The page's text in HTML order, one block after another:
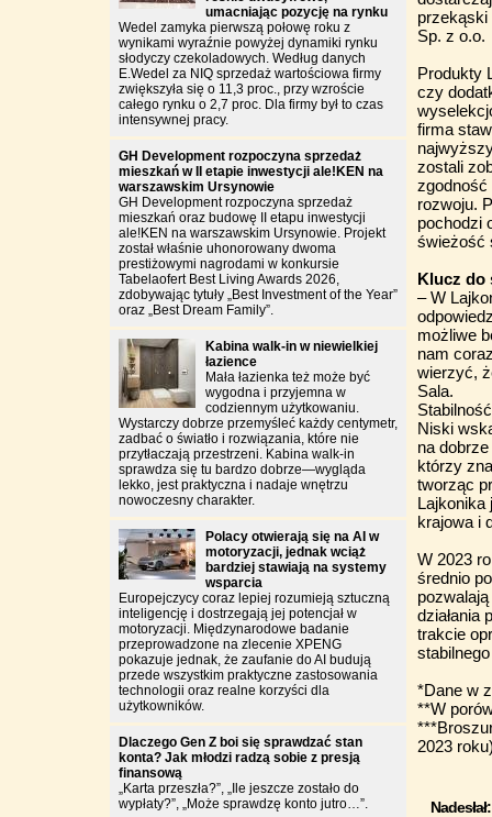
przekąski
Sp. z o.o.
Produkty
czy
firma
zostali
zgodność
rozwoju.
pochodzi
świeżość
Klucz do
– W
możliwe
nam
wierzyć,
Sala.
Niski
na
którzy
tworząc
Lajkonika
krajowa i
W 2023
średnio
działania
trakcie
*Dane w
**W
2023
Nadesłał:
umacniając pozycję na rynku
Wedel zamyka pierwszą połowę roku z
wynikami wyraźnie powyżej dynamiki rynku
słodyczy czekoladowych. Według danych
E.Wedel za NIQ sprzedaż wartościowa firmy
zwiększyła się o 11,3 proc., przy wzroście
całego rynku o 2,7 proc. Dla firmy był to czas
intensywnej pracy.
GH Development rozpoczyna sprzedaż
mieszkań w II etapie inwestycji ale!KEN na
warszawskim Ursynowie
GH Development rozpoczyna sprzedaż
mieszkań oraz budowę II etapu inwestycji
ale!KEN na warszawskim Ursynowie. Projekt
został właśnie uhonorowany dwoma
prestiżowymi nagrodami w konkursie
Tabelaofert Best Living Awards 2026,
zdobywając tytuły „Best Investment of the Year”
oraz „Best Dream Family”.
Kabina walk-in w niewielkiej
łazience
Mała łazienka też może być
wygodna i przyjemna w
codziennym użytkowaniu.
Wystarczy dobrze przemyśleć każdy centymetr,
zadbać o światło i rozwiązania, które nie
przytłaczają przestrzeni. Kabina walk-in
sprawdza się tu bardzo dobrze—wygląda
lekko, jest praktyczna i nadaje wnętrzu
nowoczesny charakter.
Polacy otwierają się na AI w
motoryzacji, jednak wciąż
bardziej stawiają na systemy
wsparcia
Europejczycy coraz lepiej rozumieją sztuczną
inteligencję i dostrzegają jej potencjał w
motoryzacji. Międzynarodowe badanie
przeprowadzone na zlecenie XPENG
pokazuje jednak, że zaufanie do AI budują
przede wszystkim praktyczne zastosowania
technologii oraz realne korzyści dla
użytkowników.
Dlaczego Gen Z boi się sprawdzać stan
konta? Jak młodzi radzą sobie z presją
finansową
„Karta przeszła?”, „Ile jeszcze zostało do
wypłaty?”, „Może sprawdzę konto jutro…”.